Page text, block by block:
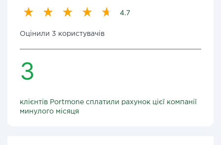
4.7
Оцінили 3 користувачів
3
клієнтів Portmone сплатили рахунок цієї компанії
минулого місяця